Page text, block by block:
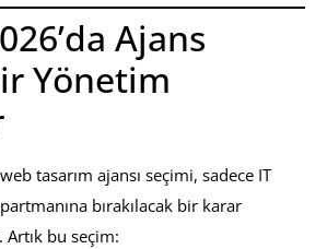
Ajans
Yönetim
tasarım ajansı seçimi, sadece IT
bırakılacak bir karar
Artık bu seçim: